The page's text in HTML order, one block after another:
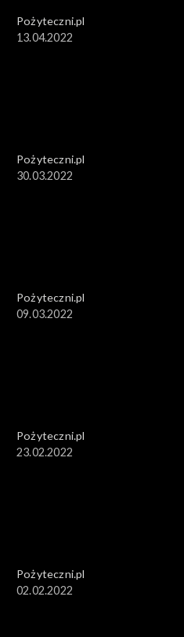
Pożyteczni.pl
13.04.2022
Pożyteczni.pl
30.03.2022
Pożyteczni.pl
09.03.2022
Pożyteczni.pl
23.02.2022
Pożyteczni.pl
02.02.2022